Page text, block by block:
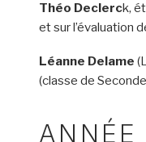
Théo Declerck,
et sur l’évaluation
Léanne Delame
(classe de